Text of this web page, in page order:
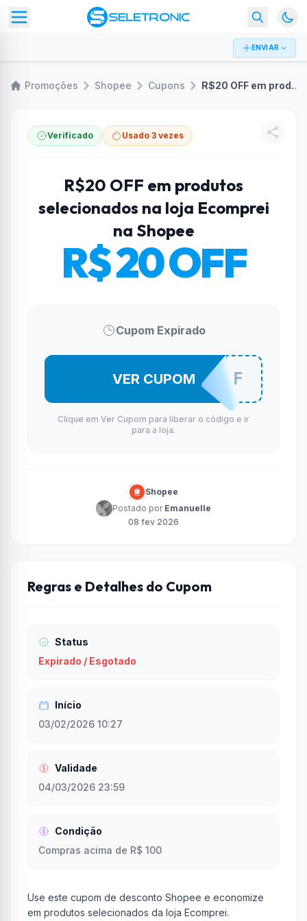
ENVIAR
Promoções Shopee Cupons R$20 OFF em produtos selecionados na loja Ecomprei na Shopee
Verificado Usado 3 vezes
R$20 OFF em produtos
selecionados na loja Ecomprei
na Shopee
R$ 20 OFF
Cupom Expirado
ECOM20OFF
VER CUPOM
Clique em Ver Cupom para liberar o código e ir
para a loja.
Shopee
Postado por Emanuelle
08 fev 2026
Regras e Detalhes do Cupom
Status
Expirado / Esgotado
Início
03/02/2026 10:27
Validade
04/03/2026 23:59
Condição
Compras acima de R$ 100
Use este cupom de desconto Shopee e economize
em produtos selecionados da loja Ecomprei.